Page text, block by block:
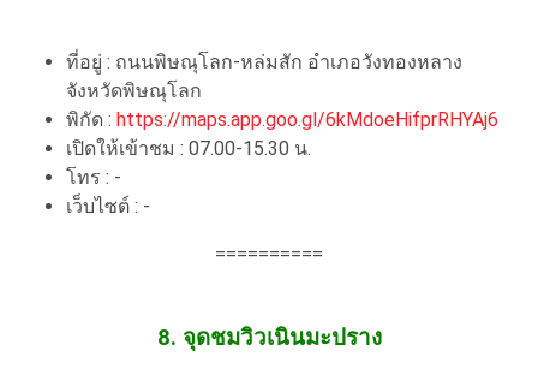
ที่อยู่ : ถนนพิษณุโลก-หล่มสัก อำเภอวังทองหลาง
จังหวัดพิษณุโลก
พิกัด : https://maps.app.goo.gl/6kMdoeHifprRHYAj6
เปิดให้เข้าชม : 07.00-15.30 น.
โทร : -
เว็บไซต์ : -
==========
8. จุดชมวิวเนินมะปราง